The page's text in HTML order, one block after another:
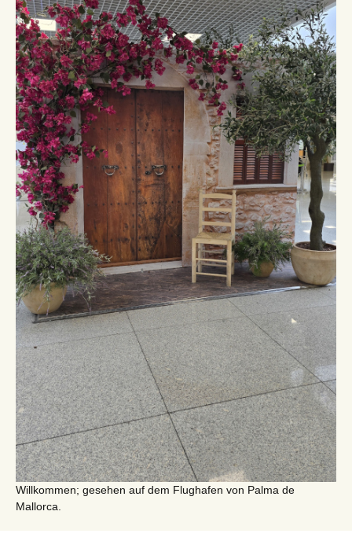
Willkommen; gesehen auf dem Flughafen von Palma de
Mallorca.